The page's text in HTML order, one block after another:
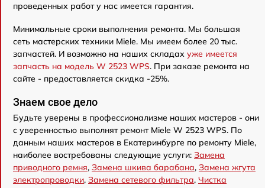
проведенных работ у нас имеется гарантия.
Минимальные сроки выполнения ремонта. Мы большая
сеть мастерских техники Miele. Мы имеем более 20 тыс.
запчастей. И возможно на наших складах уже имеется
запчасть на модель W 2523 WPS. При заказе ремонта на
сайте - предоставляется скидка -25%.
Знаем свое дело
Будьте уверены в профессионализме наших мастеров - они
с уверенностью выполнят ремонт Miele W 2523 WPS. По
данным наших мастеров в Екатеринбурге по ремонту Miele,
наиболее востребованы следующие услуги: Замена
приводного ремня, Замена шкива барабана, Замена жгута
электропроводки, Замена сетевого фильтра, Чистка